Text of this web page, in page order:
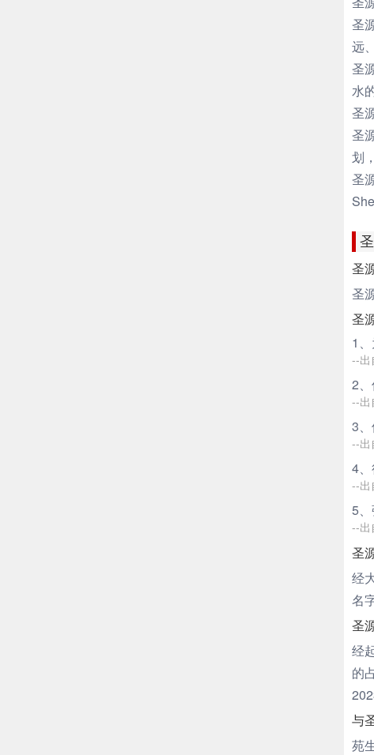
圣
远
圣
水
圣
圣
划
圣
圣
圣
圣
1
--出
2
--出
3
--出
4
--出
5、
--出
圣
经
名
圣
经
的
与
苑